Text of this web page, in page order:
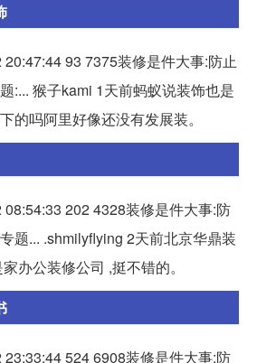
93 7375装修是件大事:防止
:... 猴子kami 1天前蚂蚁说装饰也是
的吗阿里好像还没有发展装。
202 4328装修是件大事:防
题... .shmilyflying 2天前北京华鼎装
办公装修公司 ,挺不错的。
524 6908装修是件大事:防